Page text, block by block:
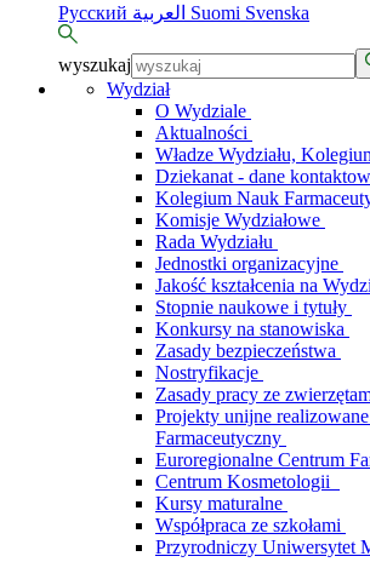
Русский
Suomi Svenska
wyszukaj
Wydział
O Wydziale
Aktualności
Władze Wydziału,
Dziekanat - dane
Kolegium Nauk
Komisje Wydziałowe
Rada Wydziału
Jednostki organizacyjne
Jakość kształcenia na
Stopnie naukowe i tytuły
Konkursy na stanowiska
Zasady bezpieczeństwa
Nostryfikacje
Zasady pracy ze
Projekty unijne
Farmaceutyczny
Euroregionalne Centrum
Centrum Kosmetologii
Kursy maturalne
Współpraca ze szkołami
Przyrodniczy Uniwersytet